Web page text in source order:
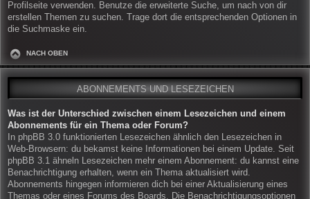
Profilseite verwenden. Benutze die erweiterte Suche, um nach von dir
erstellen Themen zu suchen. Trage dort die entsprechenden Optionen in
die Suchmaske ein.
NACH OBEN
ABONNEMENTS UND LESEZEICHEN
Was ist der Unterschied zwischen einem Lesezeichen und einem
Abonnements für ein Thema oder Forum?
In phpBB 3.0 funktionierten Lesezeichen ähnlich den Lesezeichen in
Web-Browsern: du bekamst keine Informationen bei einem Update. Seit
phpBB 3.1 ähneln Lesezeichen mehr einem Abonnement: du kannst eine
Benachrichtigung erhalten, wenn ein Thema aktualisiert wird.
Abonnements hingegen informieren dich bei einer Aktualisierung eines
Themas oder eines Forums des Boards. Die Benachrichtigungsoptionen